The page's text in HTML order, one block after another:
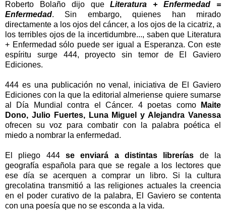
Roberto Bolaño dijo queLiteratura + Enfermedad =
Enfermedad. Sin embargo, quienes han mirado
directamente a los ojos del cáncer, a los ojos de la cicatriz, a
los terribles ojos de la incertidumbre..., saben que Literatura
+ Enfermedad sólo puede ser igual a Esperanza. Con este
espíritu surge 444, proyecto sin temor de El Gaviero
Ediciones.
444 es una publicación no venal, iniciativa de El Gaviero
Ediciones con la que la editorial almeriense quiere sumarse
al Día Mundial contra el Cáncer. 4 poetas como
Maite
Dono, Julio Fuertes, Luna Miguel y Alejandra Vanessa
ofrecen su voz para combatir con la palabra poética el
miedo a nombrar la enfermedad.
El pliego 444 se enviará a distintas librerías de la
geografía española para que se regale a los lectores que
ese día se acerquen a comprar un libro. Si la cultura
grecolatina transmitió a las religiones actuales la creencia
en el poder curativo de la palabra, El Gaviero se contenta
con una poesía que no se esconda a la vida.